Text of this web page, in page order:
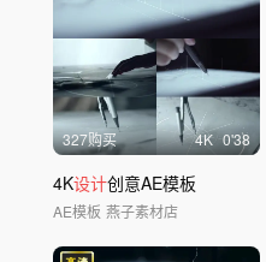
327购买 4K 0'38
4K设计创意AE模板
AE模板 燕子素材店